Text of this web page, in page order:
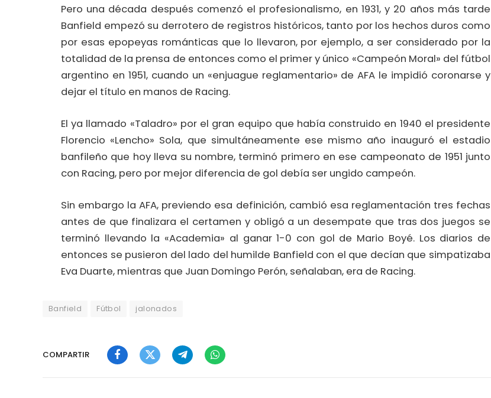
Pero una década después comenzó el profesionalismo, en 1931, y 20 años más tarde
Banfield empezó su derrotero de registros históricos, tanto por los hechos duros como
por esas epopeyas románticas que lo llevaron, por ejemplo, a ser considerado por la
totalidad de la prensa de entonces como el primer y único «Campeón Moral» del fútbol
argentino en 1951, cuando un «enjuague reglamentario» de AFA le impidió coronarse y
dejar el título en manos de Racing.
El ya llamado «Taladro» por el gran equipo que había construido en 1940 el presidente
Florencio «Lencho» Sola, que simultáneamente ese mismo año inauguró el estadio
banfileño que hoy lleva su nombre, terminó primero en ese campeonato de 1951 junto
con Racing, pero por mejor diferencia de gol debía ser ungido campeón.
Sin embargo la AFA, previendo esa definición, cambió esa reglamentación tres fechas
antes de que finalizara el certamen y obligó a un desempate que tras dos juegos se
terminó llevando la «Academia» al ganar 1-0 con gol de Mario Boyé. Los diarios de
entonces se pusieron del lado del humilde Banfield con el que decían que simpatizaba
Eva Duarte, mientras que Juan Domingo Perón, señalaban, era de Racing.
Banfield Fútbol jalonados
COMPARTIR
FacebookTwitterTelegramWhatsApp